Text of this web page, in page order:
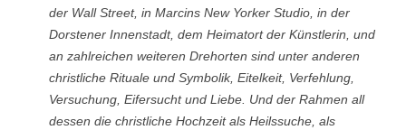
der Wall Street, in Marcins New Yorker Studio, in der
Dorstener Innenstadt, dem Heimatort der Künstlerin, und
an zahlreichen weiteren Drehorten sind unter anderen
christliche Rituale und Symbolik, Eitelkeit, Verfehlung,
Versuchung, Eifersucht und Liebe. Und der Rahmen all
dessen die christliche Hochzeit als Heilssuche, als